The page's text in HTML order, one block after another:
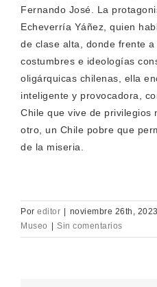
Fernando José. La
Echeverría Yáñez, quien
de clase alta, donde frente
costumbres e ideologías
oligárquicas chilenas, ella
inteligente y provocadora,
Chile que vive de privilegios
otro, un Chile pobre que
de la miseria.
Por editor | noviembre 26th, 2023
Museo | Sin comentarios